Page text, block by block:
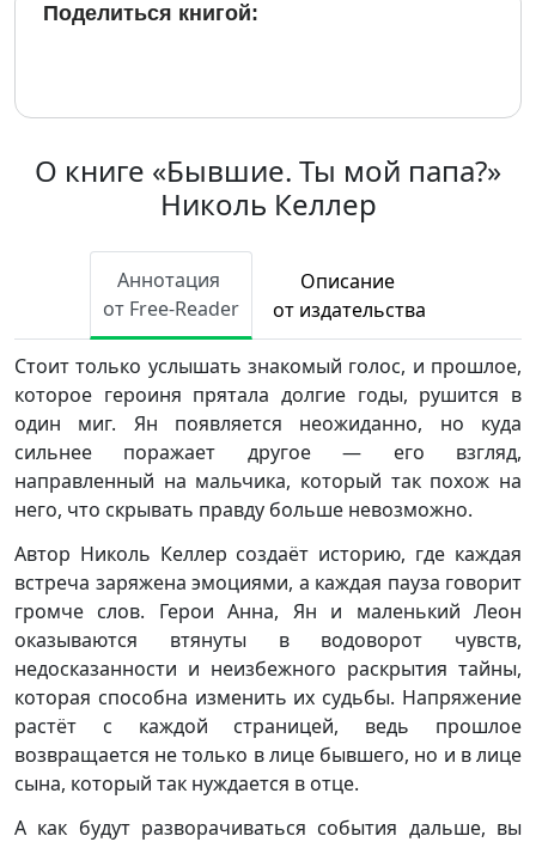
Поделиться книгой:
О книге «Бывшие. Ты мой папа?»
Николь Келлер
Аннотация
от Free-Reader
Описание
от издательства
Стоит только услышать знакомый голос, и прошлое,
которое героиня прятала долгие годы, рушится в
один миг. Ян появляется неожиданно, но куда
сильнее поражает другое — его взгляд,
направленный на мальчика, который так похож на
него, что скрывать правду больше невозможно.
Автор Николь Келлер создаёт историю, где каждая
встреча заряжена эмоциями, а каждая пауза говорит
громче слов. Герои Анна, Ян и маленький Леон
оказываются втянуты в водоворот чувств,
недосказанности и неизбежного раскрытия тайны,
которая способна изменить их судьбы. Напряжение
растёт с каждой страницей, ведь прошлое
возвращается не только в лице бывшего, но и в лице
сына, который так нуждается в отце.
А как будут разворачиваться события дальше, вы